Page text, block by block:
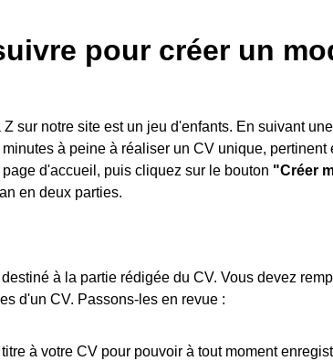
pour créer un
sur notre site est un jeu d'enfants. En suivant
à peine à réaliser un CV unique, pertinent
d'accueil, puis cliquez sur le bouton "Créer
en deux parties.
à la partie rédigée du CV. Vous devez
d'un CV. Passons-les en revue :
à votre CV pour pouvoir à tout moment